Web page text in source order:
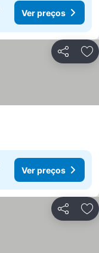
Ver preços
Partilhar
Ver preços
Partilhar